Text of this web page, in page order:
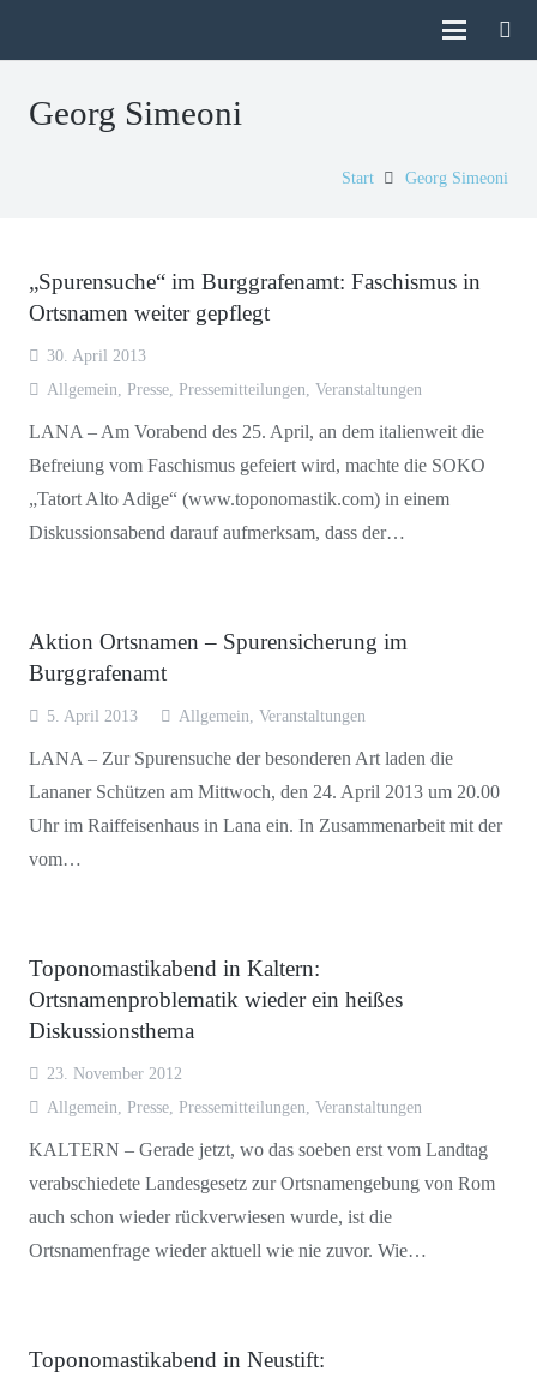
Georg Simeoni
Start Georg Simeoni
„Spurensuche“ im Burggrafenamt: Faschismus in
Ortsnamen weiter gepflegt
30. April 2013
Allgemein
Presse, Pressemitteilungen Veranstaltungen
LANA – Am Vorabend des 25. April, an dem italienweit die
Befreiung vom Faschismus gefeiert wird, machte die SOKO
„Tatort Alto Adige“ (www.toponomastik.com) in einem
Diskussionsabend darauf aufmerksam, dass der…
Aktion Ortsnamen – Spurensicherung im
Burggrafenamt
5. April 2013 Allgemein Veranstaltungen
LANA – Zur Spurensuche der besonderen Art laden die
Lananer Schützen am Mittwoch, den 24. April 2013 um 20.00
Uhr im Raiffeisenhaus in Lana ein. In Zusammenarbeit mit der
vom…
Toponomastikabend in Kaltern:
Ortsnamenproblematik wieder ein heißes
Diskussionsthema
23. November 2012
Allgemein
Presse, Pressemitteilungen Veranstaltungen
KALTERN – Gerade jetzt, wo das soeben erst vom Landtag
verabschiedete Landesgesetz zur Ortsnamengebung von Rom
auch schon wieder rückverwiesen wurde, ist die
Ortsnamenfrage wieder aktuell wie nie zuvor. Wie…
Toponomastikabend in Neustift: